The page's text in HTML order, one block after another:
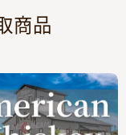
商品